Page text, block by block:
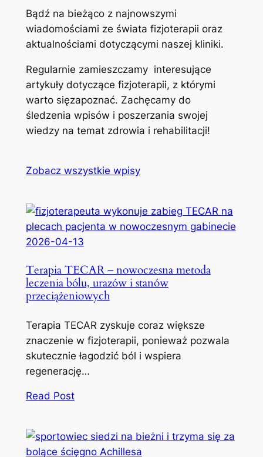
Bądź na bieżąco z najnowszymi
wiadomościami ze świata fizjoterapii oraz
aktualnościami dotyczącymi naszej kliniki.
Regularnie zamieszczamy interesujące
artykuły dotyczące fizjoterapii, z którymi
warto sięzapoznać. Zachęcamy do
śledzenia wpisów i poszerzania swojej
wiedzy na temat zdrowia i rehabilitacji!
Zobacz wszystkie wpisy
2026-04-13
Terapia TECAR – nowoczesna metoda
leczenia bólu, urazów i stanów
przeciążeniowych
Terapia TECAR zyskuje coraz większe
znaczenie w fizjoterapii, ponieważ pozwala
skutecznie łagodzić ból i wspiera
regenerację…
Read Post